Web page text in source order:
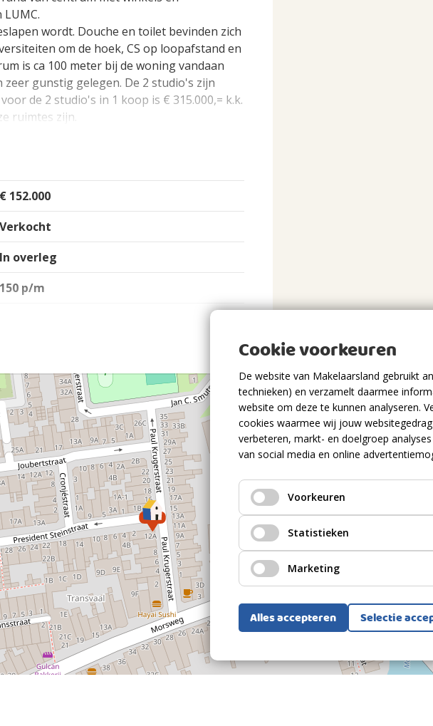
wordt. Douche en toilet bevinden zich
om de hoek, CS op loopafstand en
is ca 100 meter bij de woning vandaan
gunstig gelegen. De 2 studio's zijn
de 2 studio's in 1 koop is € 315.000,= k.k.
ruimtes zijn.
€ 152.000
Verkocht
In overleg
150 p/m
Benedenwoning, Appartement
Bestaande bouw
1929
Mansardedak Pannen
Volle eigendom, gemeente Leiden, sectie
L, nummer 2604 1, perceeloppervlakte: 0
m2
Volle eigendom, gemeente Leiden, sectie
L, nummer 2604 2, perceeloppervlakte: 0
m2
19m
163m3
Cookie voorkeuren
De website van Makelaarsland gebruikt
technieken) en verzamelt daarmee
website om deze te kunnen analyseren.
cookies waarmee wij jouw
verbeteren, markt- en doelgroep
van social media en online
Voorkeuren
Statistieken
Marketing
Alles accepteren Selectie